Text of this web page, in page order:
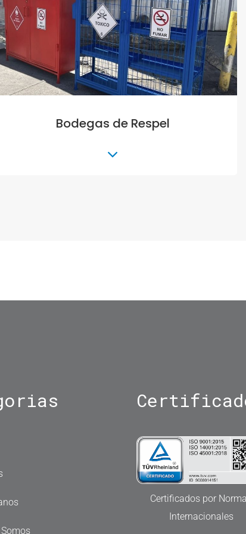
Retiro de Aguas Contaminadas
Certificados por
Internacionales